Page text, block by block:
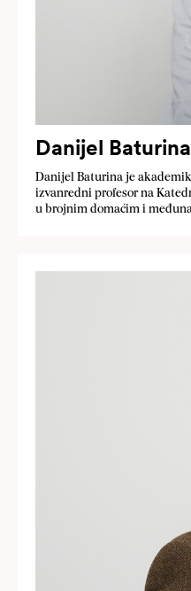
Danijel
Danijel Baturina je
izvanredni profesor na
u brojnim domaćim i